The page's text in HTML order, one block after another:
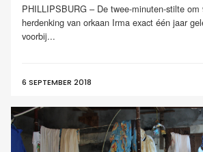
PHILLIPSBURG – De twee-minuten-stilte om
herdenking van orkaan Irma exact één jaar
voorbij...
6 SEPTEMBER 2018